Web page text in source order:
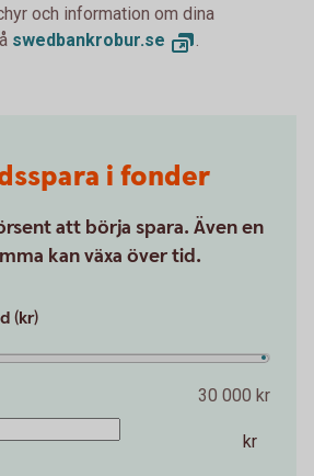
och information om dina
swedbankrobur.se .
i fonder
att börja spara. Även en
kan växa över tid.
(kr)
30 000 kr
kr